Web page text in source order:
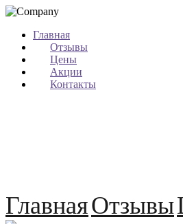
Главная
Отзывы
Цены
Акции
Контакты
ГлавнаяОтзывы